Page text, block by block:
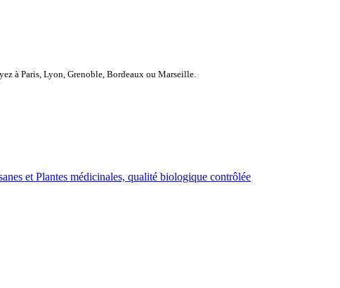
à Paris, Lyon, Grenoble, Bordeaux ou Marseille.